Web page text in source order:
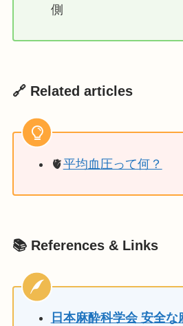
側
🔗 Related articles
🫀平均血圧って何？
📚 References & Links
日本麻酔科学会 安全